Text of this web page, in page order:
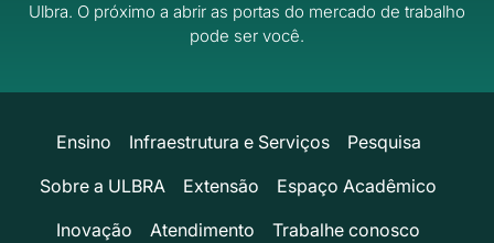
Ulbra. O próximo a abrir as portas do mercado de trabalho
pode ser você.
Ensino Infraestrutura e Serviços
Pesquisa
Sobre a ULBRA
Extensão
Espaço Acadêmico
Inovação
Atendimento Trabalhe conosco